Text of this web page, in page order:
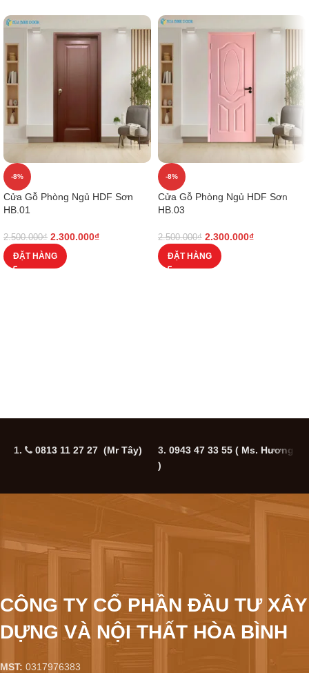
-8%
Cửa Gỗ Phòng Ngủ HDF Sơn
HB.01
2.500.000₫ 2.300.000₫
ĐẶT HÀNG
-8%
Cửa Gỗ Phòng Ngủ HDF Sơn
HB.03
2.500.000₫ 2.300.000₫
ĐẶT HÀNG
1. 0813 11 27 27 (Mr Tây) 3. 0943 47 33 55 ( Ms. Hương
)
CÔNG TY CỔ PHẦN ĐẦU TƯ XÂY
DỰNG VÀ NỘI THẤT HÒA BÌNH
MST: 0317976383